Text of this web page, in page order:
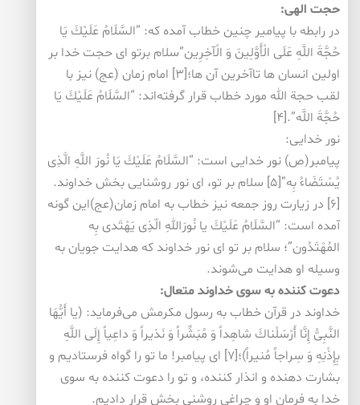
حجت الهی:
در رابطه با پیامیر چنین خطاب آمده كه: “السَّلَامُ عَلَیْكَ یَا
حُجَّةَ اللَّهِ عَلَى الْأَوَّلِینَ وَ الْآخِرِین”سلام برتو ای حجت خدا بر
اولین انسان ها تاآخرین آن ها؛[۳] امام زمان (عج) نیز با
لقب حجة الله مورد خطاب قرار گرفته‌اند: “السَّلَامُ عَلَیْكَ یَا
حُجَّةَ اللَّه”.[۴]
نور خدایی:
پیامبر(ص) نور خدایی است: “السَّلَامُ عَلَیْكَ یَا نُورَ اللَّهِ الَّذِی
یُسْتَضَاءُ بِه‏”[۵] سلام بر تو، ای نور روشنایی بخش خداوند.
[۶] در زیارت روز جمعه نیز خطاب به امام زمان(عج)این گونه
آمده است: “السَّلَامُ عَلَیْكَ یا نُورَاللهِ الّذِی یَهْتَدی بِه
المُهْتَدُون”؛ سلام بر تو ای نور خداوند كه هدایت جویان به
وسیله او هدایت می‌شوند.
دعوت كننده به سوی خداوند متعال:
خداوند در قرآن خطاب به رسول مكرمش می‌فرماید: (یا أَیُّهَا
النَّبِیُّ إِنَّا أَرْسَلْناكَ شاهِداً وَ مُبَشِّراً وَ نَذیراً وَ داعِیاً إِلَى اللَّهِ
بِإِذْنِهِ وَ سِراجاً مُنیراً)؛[۷] ای پیامبر! ما تو را گواه فرستادیم و
بشارت دهنده و انذار كننده، و تو را دعوت كننده به سوی
خدا به فرمان او و چراغی روشنی بخش قرار دادیم.